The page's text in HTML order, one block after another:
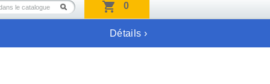
0
Détails ›